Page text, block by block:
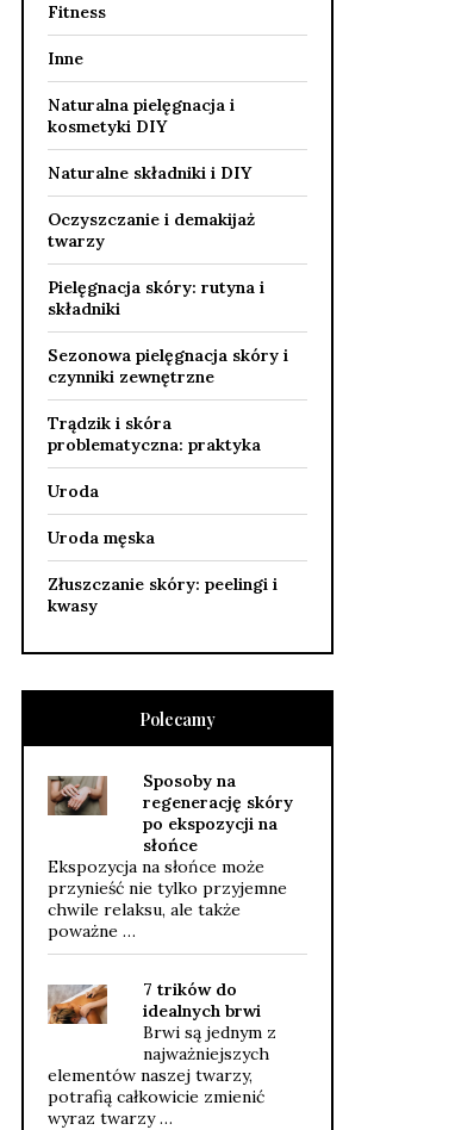
Fitness
Inne
Naturalna pielęgnacja i
kosmetyki DIY
Naturalne składniki i DIY
Oczyszczanie i demakijaż
twarzy
Pielęgnacja skóry: rutyna i
składniki
Sezonowa pielęgnacja skóry i
czynniki zewnętrzne
Trądzik i skóra
problematyczna: praktyka
Uroda
Uroda męska
Złuszczanie skóry: peelingi i
kwasy
Polecamy
Sposoby na
regenerację skóry
po ekspozycji na
słońce
Ekspozycja na słońce może
przynieść nie tylko przyjemne
chwile relaksu, ale także
poważne …
7 trików do
idealnych brwi
Brwi są jednym z
najważniejszych
elementów naszej twarzy,
potrafią całkowicie zmienić
wyraz twarzy …